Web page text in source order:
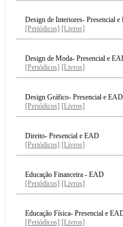
Design de Interiores- Presencial
[Periódicos] [Livros]
Design de Moda- Presencial e
[Periódicos] [Livros]
Design Gráfico- Presencial e EAD
[Periódicos] [Livros]
Direito- Presencial e EAD
[Periódicos] [Livros]
Educação Financeira - EAD
[Periódicos] [Livros]
Educação Física- Presencial e
[Periódicos] [Livros]